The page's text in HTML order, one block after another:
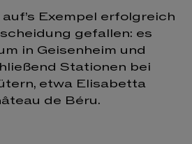
Exempel erfolgreich
gefallen: es
in Geisenheim und
Stationen bei
etwa Elisabetta
de Béru.